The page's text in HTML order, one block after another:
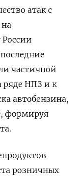
атак с
России
частичной
ряде НПЗ и к
автобензина,
формируя
розничных